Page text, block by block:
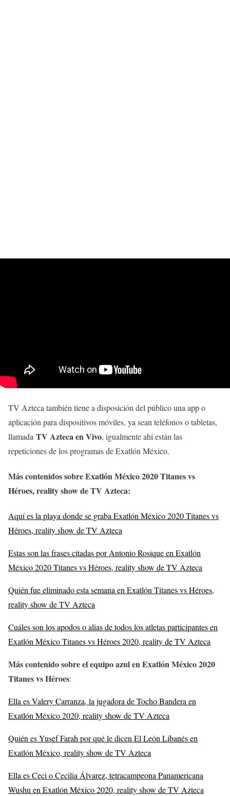
TV Azteca también tiene a disposición del público una app o
aplicación para dispositivos móviles, ya sean teléfonos o tabletas,
llamada TV Azteca en Vivo, igualmente ahí están las
repeticiones de los programas de Exatlón México.
Más contenidos sobre Exatlón México 2020 Titanes vs
Héroes, reality show de TV Azteca:
Aquí es la playa donde se graba Exatlón México 2020 Titanes vs
Héroes, reality show de TV Azteca
Estas son las frases citadas por Antonio Rosique en Exatlón
México 2020 Titanes vs Héroes, reality show de TV Azteca
Quién fue eliminado esta semana en Exatlón Titanes vs Héroes,
reality show de TV Azteca
Cuáles son los apodos o alias de todos los atletas participantes en
Exatlón México Titanes vs Héroes 2020, reality de TV Azteca
Más contenido sobre el equipo azul en Exatlón México 2020
Titanes vs Héroes:
Ella es Valery Carranza, la jugadora de Tocho Bandera en
Exatlón México 2020, reality show de TV Azteca
Quién es Yusef Farah por qué le dicen El León Libanés en
Exatlón México, reality show de TV Azteca
Ella es Ceci o Cecilia Álvarez, tetracampeona Panamericana
Wushu en Exatlón México 2020, reality show de TV Azteca